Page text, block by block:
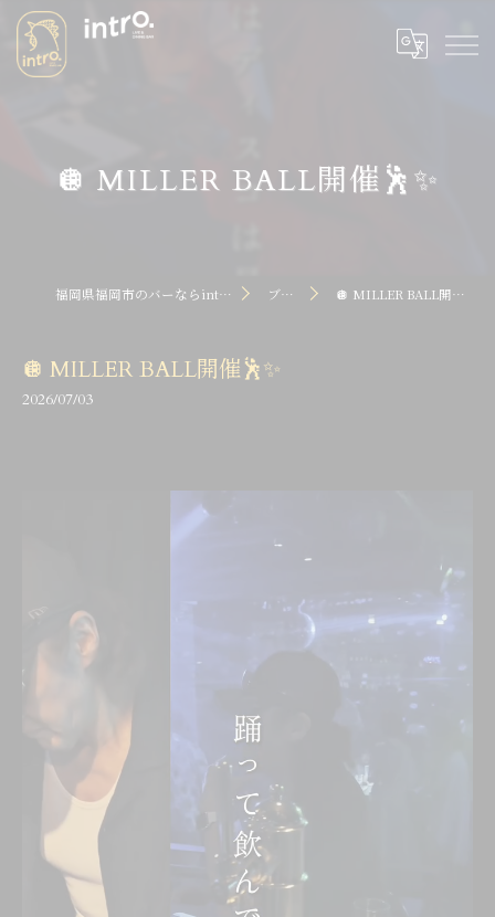
🪩 MILLER BALL開催🕺✨
福岡県福岡市のバーならintro dot ブログ 🪩 MILLER BALL開催🕺✨
🪩 MILLER BALL開催🕺✨
2026/07/03